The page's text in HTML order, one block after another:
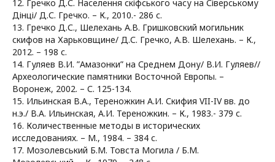
12. Гречко Д.С. Населення скіфського часу на Сіверському
Дінці/ Д.С. Гречко. – К., 2010.- 286 с.
13. Гречко Д.С., Шелехань А.В. Гришковский могильник
скифов на Харьковщине/ Д.С. Гречко, А.В. Шелехань. – К.,
2012. – 198 с.
14. Гуляев В.И. ”Амазонки” на Среднем Дону/ В.И. Гуляев//
Археологические памятники Восточной Европы. –
Воронеж, 2002. – С. 125-134.
15. Ильинская В.А., Тереножкин А.И. Скифия VII-IV вв. до
н.э./ В.А. Ильинская, А.И. Тереножкин. – К., 1983.- 379 с.
16. Количественные методы в исторических
исследованиях. – М., 1984. – 384 с.
17. Мозолевський Б.М. Товста Могила / Б.М.